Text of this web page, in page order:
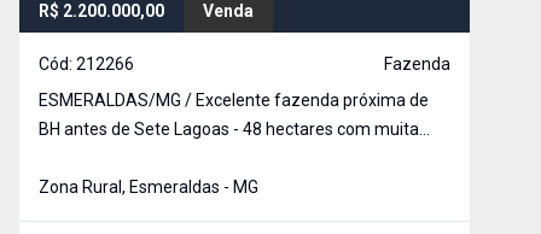
R$ 2.200.000,00 Venda
Cód: 212266
Fazenda
ESMERALDAS/MG / Excelente fazenda próxima de
BH antes de Sete Lagoas - 48 hectares com muita
vista - casa de caseiro - piscina - área de cozinha
Zona Rural, Esmeraldas - MG